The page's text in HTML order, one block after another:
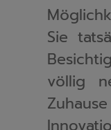
Sie
völlig
uns,
Detail
Sie
den